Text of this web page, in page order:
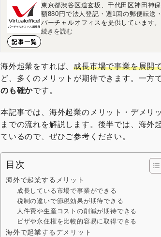
記事一覧
東京都渋谷区道玄坂、千代田区神田神
額880円で法人登記・週1回の郵便転送
バーチャルオフィスを提供しています
す。 ■店舗一覧 バーチャルオフィス1
ィス1神保町店 東京都千代田区神田神
続きを読む
海外起業をすれば、成長市場で事業を展開
ど、多くのメリットが期待できます。一方で
のも確かです。
本記事では、海外起業のメリット・デメリ
までの流れを解説します。後半では、海外
ているので、ぜひご参考ください。
目次
海外で起業するメリット
成長している市場で事業ができる
税制の違いで節税効果が期待できる
人件費や生産コストの削減が期待できる
ビザや永住権を比較的容易に取得できる
海外で起業するデメリット